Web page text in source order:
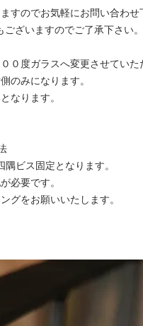
すのでお気軽にお問い合わせ
ざいますのでご了承下さい。
０度ガラスへ変更させていた
のみになります。
なります。
ビス固定となります。
必要です。
グをお願いいたします。